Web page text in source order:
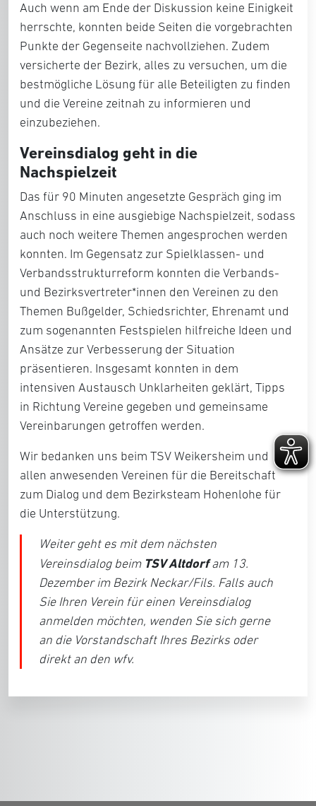
Auch wenn am Ende der Diskussion keine Einigkeit
herrschte, konnten beide Seiten die vorgebrachten
Punkte der Gegenseite nachvollziehen. Zudem
versicherte der Bezirk, alles zu versuchen, um die
bestmögliche Lösung für alle Beteiligten zu finden
und die Vereine zeitnah zu informieren und
einzubeziehen.
Vereinsdialog geht in die
Nachspielzeit
Das für 90 Minuten angesetzte Gespräch ging im
Anschluss in eine ausgiebige Nachspielzeit, sodass
auch noch weitere Themen angesprochen werden
konnten. Im Gegensatz zur Spielklassen- und
Verbandsstrukturreform konnten die Verbands-
und Bezirksvertreter*innen den Vereinen zu den
Themen Bußgelder, Schiedsrichter, Ehrenamt und
zum sogenannten Festspielen hilfreiche Ideen und
Ansätze zur Verbesserung der Situation
präsentieren. Insgesamt konnten in dem
intensiven Austausch Unklarheiten geklärt, Tipps
in Richtung Vereine gegeben und gemeinsame
Vereinbarungen getroffen werden.
Wir bedanken uns beim TSV Weikersheim und
allen anwesenden Vereinen für die Bereitschaft
zum Dialog und dem Bezirksteam Hohenlohe für
die Unterstützung.
Weiter geht es mit dem nächsten
Vereinsdialog beim TSV Altdorfam 13.
Dezember im Bezirk Neckar/Fils. Falls auch
Sie Ihren Verein für einen Vereinsdialog
anmelden möchten, wenden Sie sich gerne
an die Vorstandschaft Ihres Bezirks oder
direkt an den wfv.